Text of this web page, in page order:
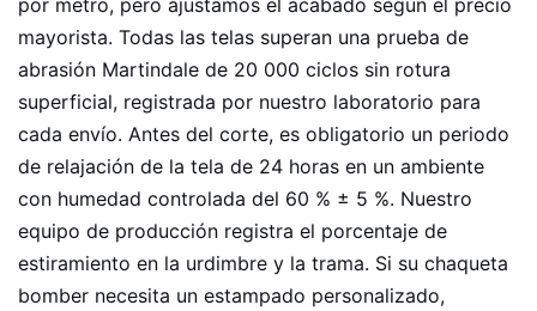
por metro, pero ajustamos el acabado según el precio
mayorista. Todas las telas superan una prueba de
abrasión Martindale de 20 000 ciclos sin rotura
superficial, registrada por nuestro laboratorio para
cada envío. Antes del corte, es obligatorio un periodo
de relajación de la tela de 24 horas en un ambiente
con humedad controlada del 60 % ± 5 %. Nuestro
equipo de producción registra el porcentaje de
estiramiento en la urdimbre y la trama. Si su chaqueta
bomber necesita un estampado personalizado,